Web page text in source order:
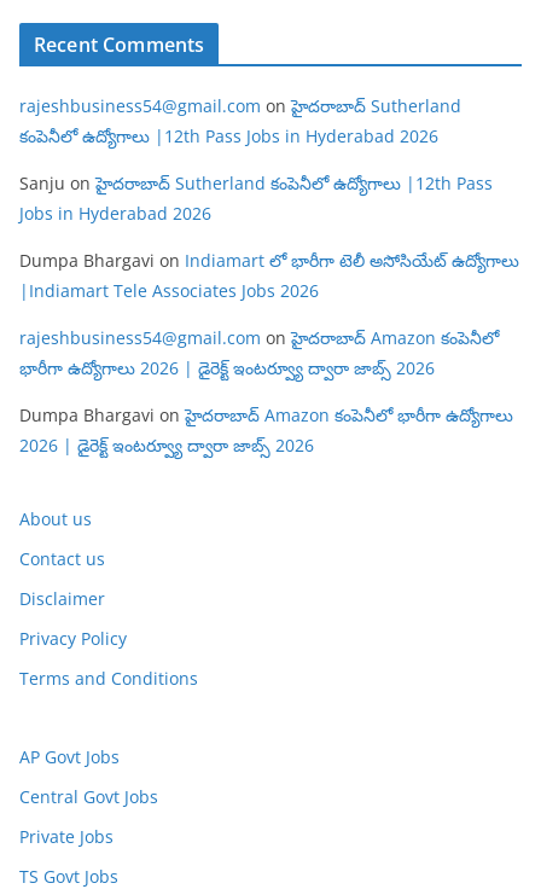
Recent Comments
rajeshbusiness54@gmail.com onహైదరాబాద్ Sutherland
కంపెనీలో ఉద్యోగాలు |12th Pass Jobs in Hyderabad 2026
Sanju onహైదరాబాద్ Sutherland కంపెనీలో ఉద్యోగాలు |12th Pass
Jobs in Hyderabad 2026
Dumpa Bhargavi on Indiamart లో భారీగా టెలీ అసోసియేట్ ఉద్యోగాలు
|Indiamart Tele Associates Jobs 2026
rajeshbusiness54@gmail.com onహైదరాబాద్ Amazon కంపెనీలో
భారీగా ఉద్యోగాలు 2026 | డైరెక్ట్ ఇంటర్వ్యూ ద్వారా జాబ్స్ 2026
Dumpa Bhargavi onహైదరాబాద్ Amazon కంపెనీలో భారీగా ఉద్యోగాలు
2026 | డైరెక్ట్ ఇంటర్వ్యూ ద్వారా జాబ్స్ 2026
About us
Contact us
Disclaimer
Privacy Policy
Terms and Conditions
AP Govt Jobs
Central Govt Jobs
Private Jobs
TS Govt Jobs